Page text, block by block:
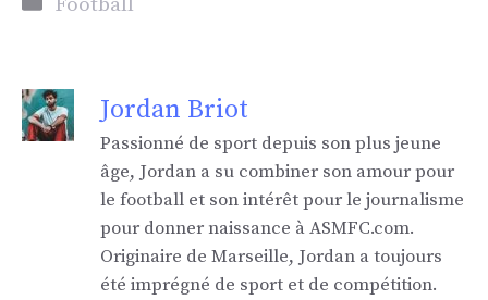
Jordan Briot
Passionné de sport depuis son plus jeune
âge, Jordan a su combiner son amour pour
le football et son intérêt pour le journalisme
pour donner naissance à ASMFC.com.
Originaire de Marseille, Jordan a toujours
été imprégné de sport et de compétition.